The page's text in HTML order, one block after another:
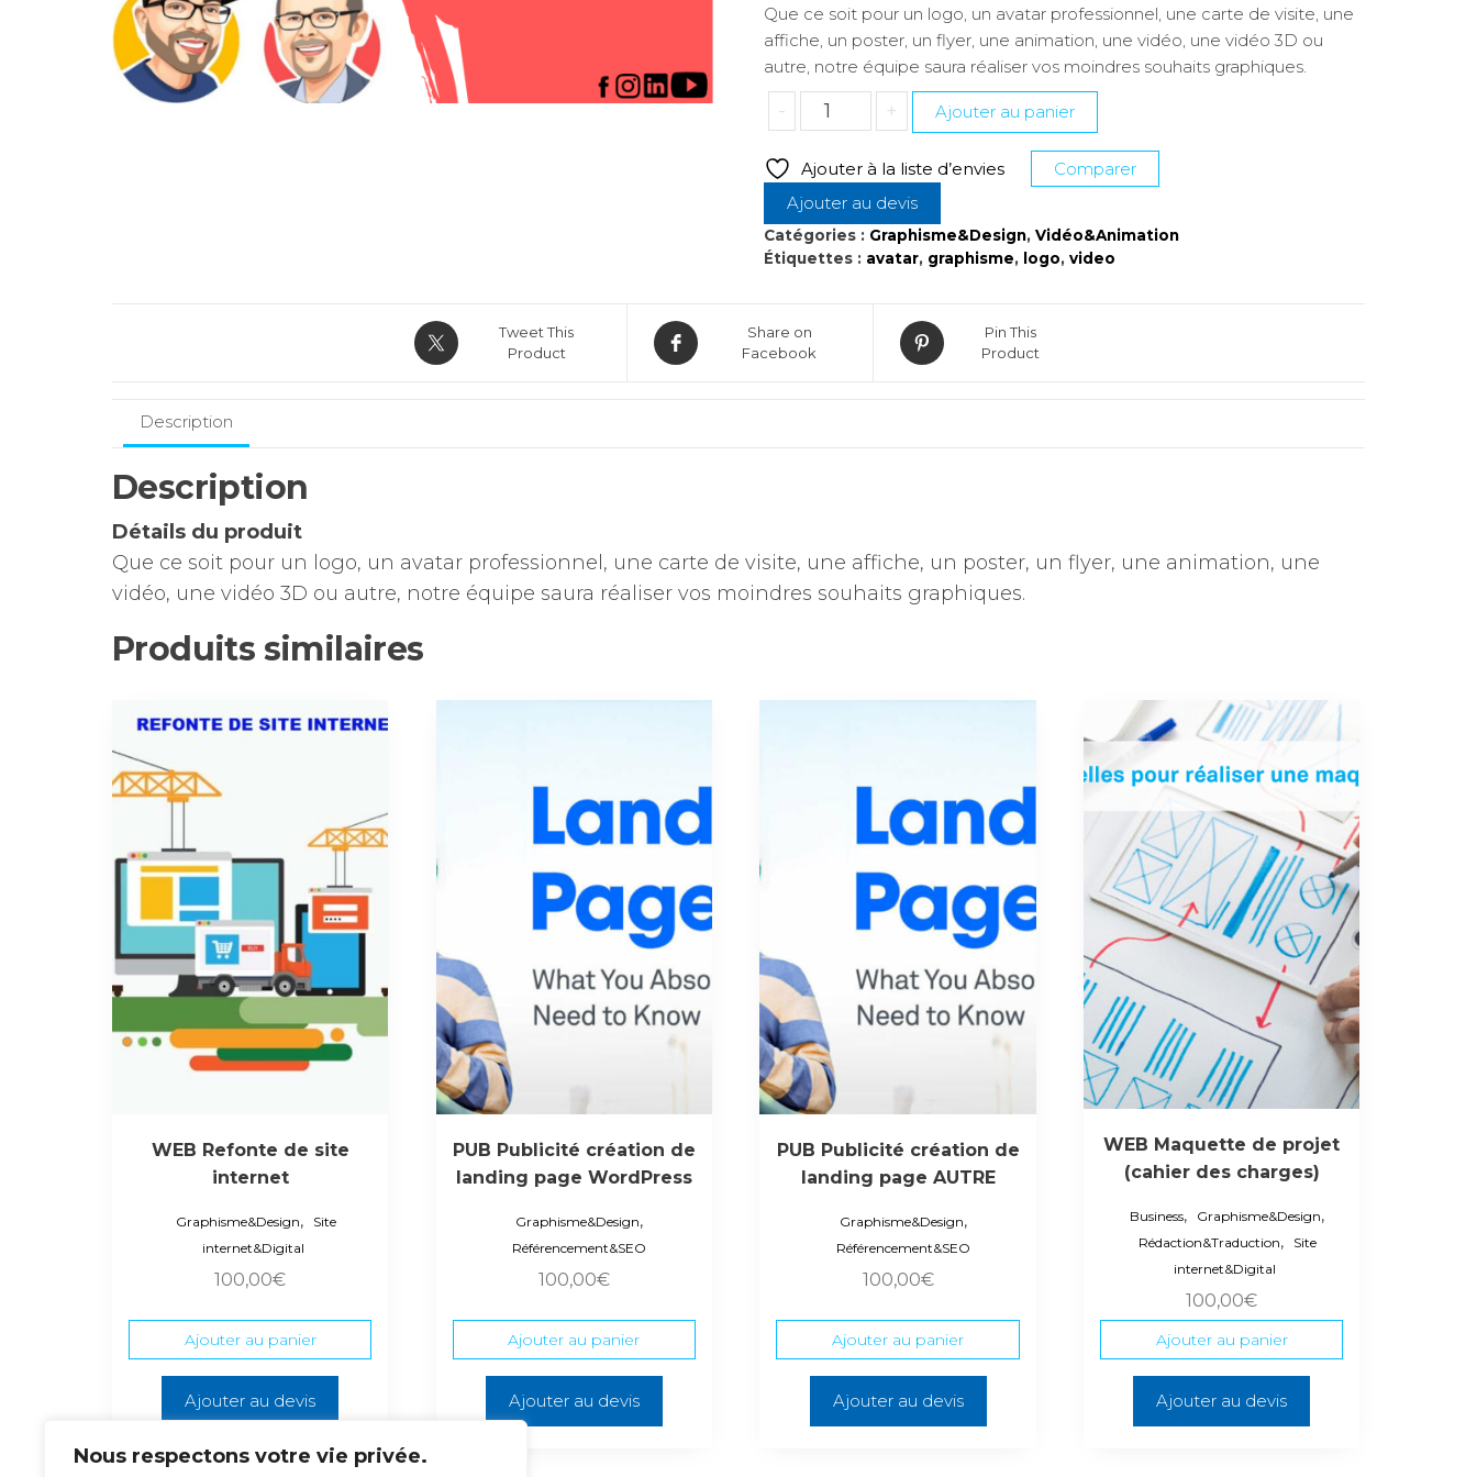
Nous respectons votre vie privée.
Que ce soit pour un logo, un avatar professionnel, une carte de visite, une
affiche, un poster, un flyer, une animation, une vidéo, une vidéo 3D ou
autre, notre équipe saura réaliser vos moindres souhaits graphiques.
-
quantité
de
Graphisme,
design
et
vidéo
+ Ajouter au panier
Ajouter à la liste d’envies
Comparer
Ajouter au devis
Catégories : Graphisme&Design, Vidéo&Animation
Étiquettes : avatar, graphisme, logo, video
Tweet This
Product
Share on
Facebook
Pin This
Product
Description
Description
Détails du produit
Que ce soit pour un logo, un avatar professionnel, une carte de visite, une affiche, un poster, un flyer, une animation, une
vidéo, une vidéo 3D ou autre, notre équipe saura réaliser vos moindres souhaits graphiques.
Produits similaires
WEB Refonte de site
internet
Graphisme&Design,
Site
internet&Digital
100,00€
Ajouter au panier
Ajouter au devis
PUB Publicité création de
landing page WordPress
Graphisme&Design,
Référencement&SEO
100,00€
Ajouter au panier
Ajouter au devis
PUB Publicité création de
landing page AUTRE
Graphisme&Design,
Référencement&SEO
100,00€
Ajouter au panier
Ajouter au devis
WEB Maquette de projet
(cahier des charges)
Business, Graphisme&Design,
Rédaction&Traduction,
Site
internet&Digital
100,00€
Ajouter au panier
Ajouter au devis